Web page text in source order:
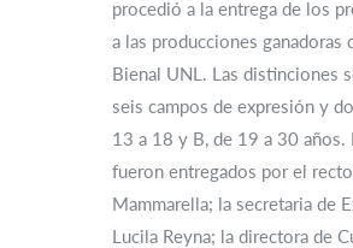
procedió a la entrega de los
a las producciones ganadoras
Bienal UNL. Las distinciones
seis campos de expresión y
13 a 18 y B, de 19 a 30
fueron entregados por el
Mammarella; la secretaria de
Lucila Reyna; la directora de